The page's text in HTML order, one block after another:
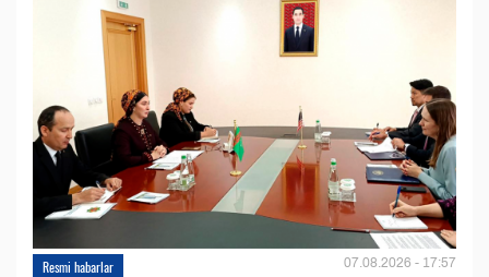
Resmi habarlar 07.08.2026 - 17:57